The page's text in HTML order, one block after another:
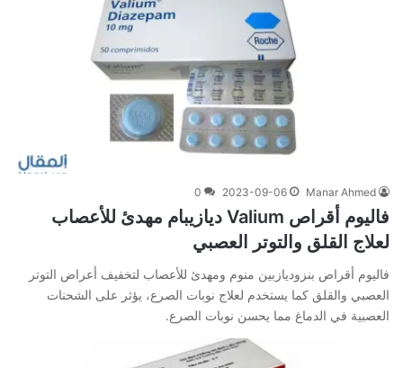
Manar Ahmed
2023-09-06
0
فاليوم أقراص Valium ديازيبام مهدئ للأعصاب
لعلاج القلق والتوتر العصبي
فاليوم أقراص بنزوديازبين منوم ومهدئ للأعصاب لتخفيف أعراض التوتر
العصبي والقلق كما يستخدم لعلاج نوبات الصرع، يؤثر على الشحنات
العصبية في الدماغ مما يحسن نوبات الصرع.